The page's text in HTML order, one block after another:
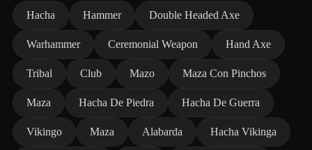
Hacha Hammer Double Headed Axe
Warhammer Ceremonial Weapon Hand Axe
Tribal Club Mazo Maza Con Pinchos
Maza Hacha De Piedra Hacha De Guerra
Vikingo Maza Alabarda Hacha Vikinga